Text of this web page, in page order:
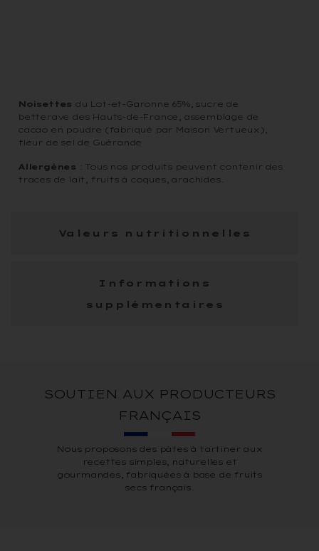
Valeurs nutritionnelles
Informations
supplémentaires
Noisettes du Lot-et-Garonne 65%, sucre de
betterave des Hauts-de-France, assemblage de
cacao en poudre (fabriqué par Maison Vertueux),
fleur de sel de Guérande
Allergènes : Tous nos produits peuvent contenir des
traces de lait, fruits à coques, arachides.
SOUTIEN AUX PRODUCTEURS
FRANÇAIS
Nous proposons des pâtes à tartiner aux
recettes simples, naturelles et
gourmandes, fabriquées à base de fruits
secs français.